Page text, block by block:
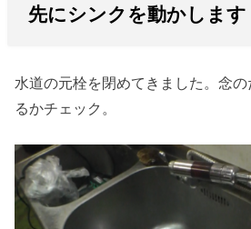
先にシンクを動かします
水道の元栓を閉めてきました。念
るかチェック。